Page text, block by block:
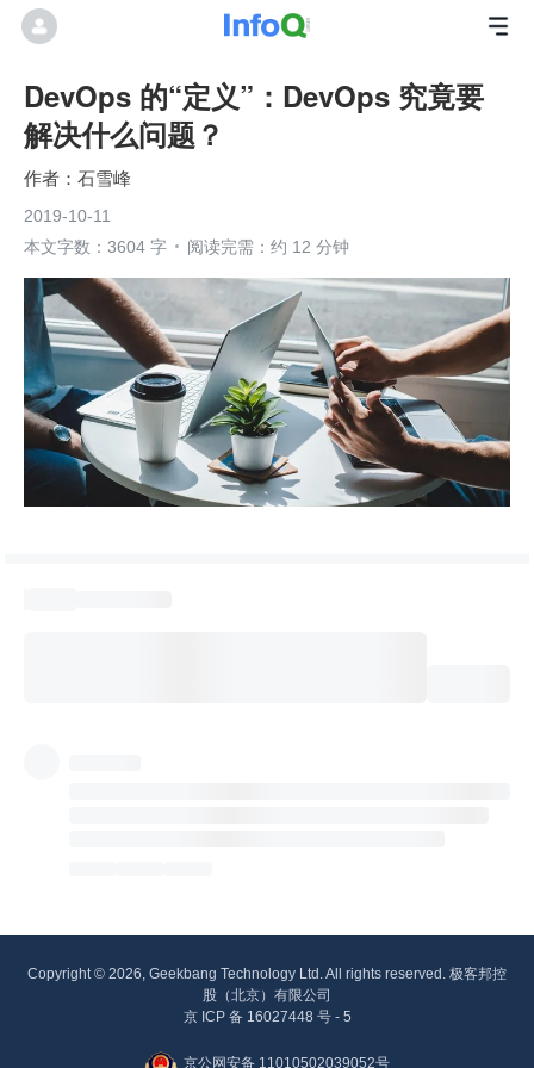
DevOps 的“定义”：DevOps 究竟要
解决什么问题？
石雪峰
2019-10-11
本文字数：3604 字
阅读完需：约 12 分钟
Copyright © 2026, Geekbang Technology Ltd. All rights reserved. 极客邦控
股（北京）有限公司
京 ICP 备 16027448 号 - 5
京公网安备 11010502039052号